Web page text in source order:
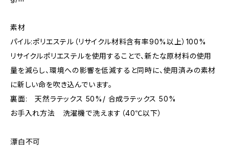
素材
パイル:ポリエステル（リサイクル材料含有率90%以上）100%
リサイクルポリエステルを使用することで、新たな原材料の使用
量を減らし、環境への影響を低減すると同時に、使用済みの素材
に新しい命を吹き込んでいます。
裏面: 天然ラテックス 50%/ 合成ラテックス 50%
お手入れ方法 洗濯機で洗えます（40℃以下）
漂白不可